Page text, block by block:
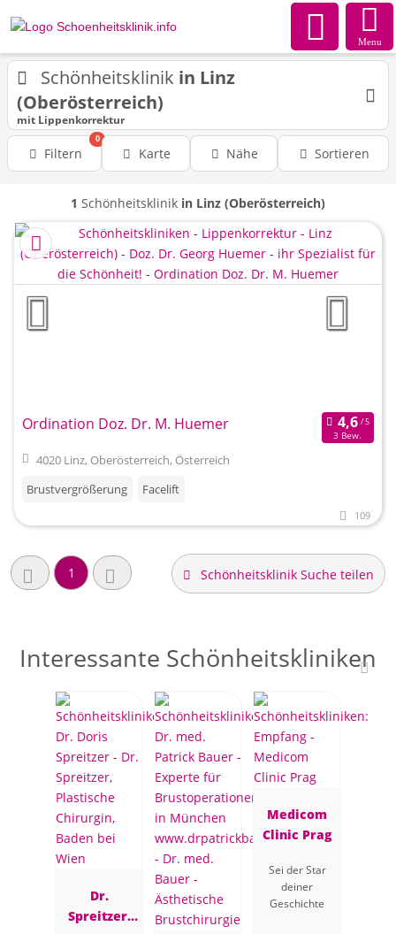
Menu
Schönheitsklinik in Linz
(Oberösterreich)
mit Lippenkorrektur
Filtern
0
Karte Nähe Sortieren
1 Schönheitsklinik in Linz (Oberösterreich)
Ordination Doz. Dr. M. Huemer
3 Bew.
4020 Linz, Oberösterreich, Österreich
Brustvergrößerung
Facelift
109
1 Schönheitsklinik Suche teilen
Interessante Schönheitskliniken
Dr.
Spreitzer,
Medicom
Clinic Prag
Sei der Star
deiner
Geschichte